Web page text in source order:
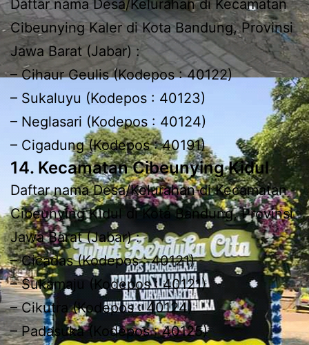
Daftar nama Desa/Kelurahan di Kecamatan
Cibeunying Kaler di Kota Bandung, Provinsi
Jawa Barat (Jabar) :
– Cihaur Geulis (Kodepos : 40122)
– Sukaluyu (Kodepos : 40123)
– Neglasari (Kodepos : 40124)
– Cigadung (Kodepos : 40191)
14. Kecamatan Cibeunying Kidul
Daftar nama Desa/Kelurahan di Kecamatan
Cibeunying Kidul di Kota Bandung, Provinsi
Jawa Barat (Jabar) :
– Cicadas (Kodepos : 40121)
– Sukamaju (Kodepos : 40121)
– Cikutra (Kodepos : 40124)
– Padasuka (Kodepos : 40125)